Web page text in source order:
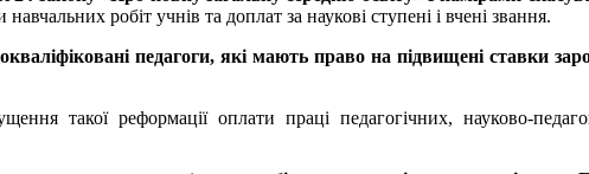
робіт учнів та доплат за наукові ступені і вчені звання.
педагоги, які мають право на підвищені ставки
такої реформації оплати праці педагогічних, науково-